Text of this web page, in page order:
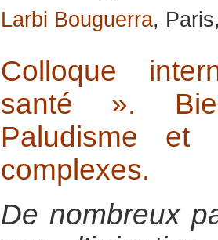
Larbi Bouguerra,
Colloque
santé ».
Paludisme et
complexes.
De nombreux